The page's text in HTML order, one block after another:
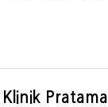
Pratama